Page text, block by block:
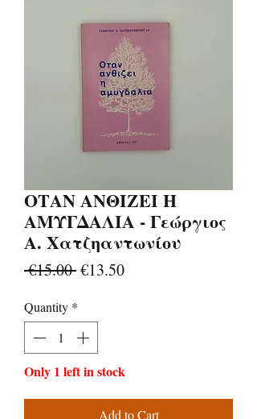
ΟΤΑΝ ΑΝΘΙΖΕΙ Η
ΑΜΥΓΔΑΛΙΑ - Γεώργιος
Α. Χατζηαντωνίου
€15.00 Regular
€13.50Sale
Quantity *
Only 1 left in stock
Add to Cart